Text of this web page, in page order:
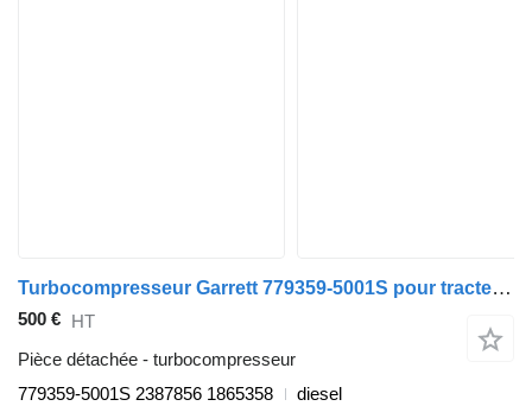
Turbocompresseur Garrett 779359-5001S pour tracteur routier Scania P,G,R,T-series (2004-2017)
500 € HT
Pièce détachée - turbocompresseur
779359-5001S 2387856 1865358
diesel